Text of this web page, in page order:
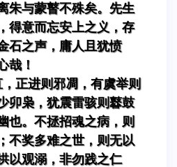
朱与蒙瞽不殊矣。先生
得意而忘安上之义，存
石之声，庸人且犹愤
哉！
正进则邪凋，有虞举则
卯枭，犹震雷骇则鼛鼓
也。不拯招魂之病，则
不奖多难之世，则无以
以观溺，非勿践之仁